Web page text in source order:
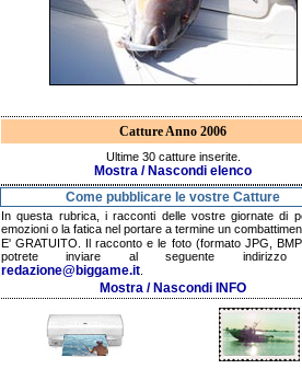
Catture Anno 2006
Ultime 30 catture inserite.
Mostra / Nascondi elenco
Come pubblicare le vostre Catture
In questa rubrica, i racconti delle vostre giornate di
emozioni o la fatica nel portare a termine un
E' GRATUITO. Il racconto e le foto (formato JPG,
potrete inviare al seguente indirizzo
redazione@biggame.it
Mostra / Nascondi INFO